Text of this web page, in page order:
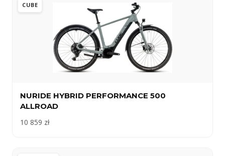
CUBE
NURIDE HYBRID PERFORMANCE 500
ALLROAD
10 859 zł